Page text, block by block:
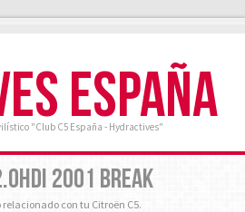
ESPAÑA
"Club C5 España - Hydractives"
2001 BREAK
con tu Citroën C5.